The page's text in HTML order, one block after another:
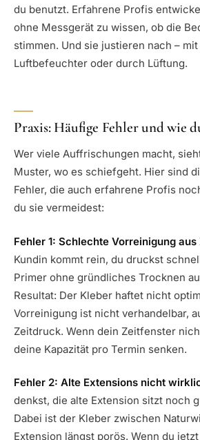
du benutzt. Erfahrene Profis
ohne Messgerät zu wissen, ob die
stimmen. Und sie justieren nach –
Luftbefeuchter oder durch Lüftung.
Praxis: Häufige Fehler und wie
Wer viele Auffrischungen macht,
Muster, wo es schiefgeht. Hier sind
Fehler, die auch erfahrene Profis
du sie vermeidest:
Fehler 1: Schlechte Vorreinigung
Kundin kommt rein, du druckst
Primer ohne gründliches Trocknen
Resultat: Der Kleber haftet nicht
Vorreinigung ist nicht verhandelbar,
Zeitdruck. Wenn dein Zeitfenster
deine Kapazität pro Termin senken.
Fehler 2: Alte Extensions nicht
denkst, die alte Extension sitzt noch
Dabei ist der Kleber zwischen
Extension längst porös. Wenn du